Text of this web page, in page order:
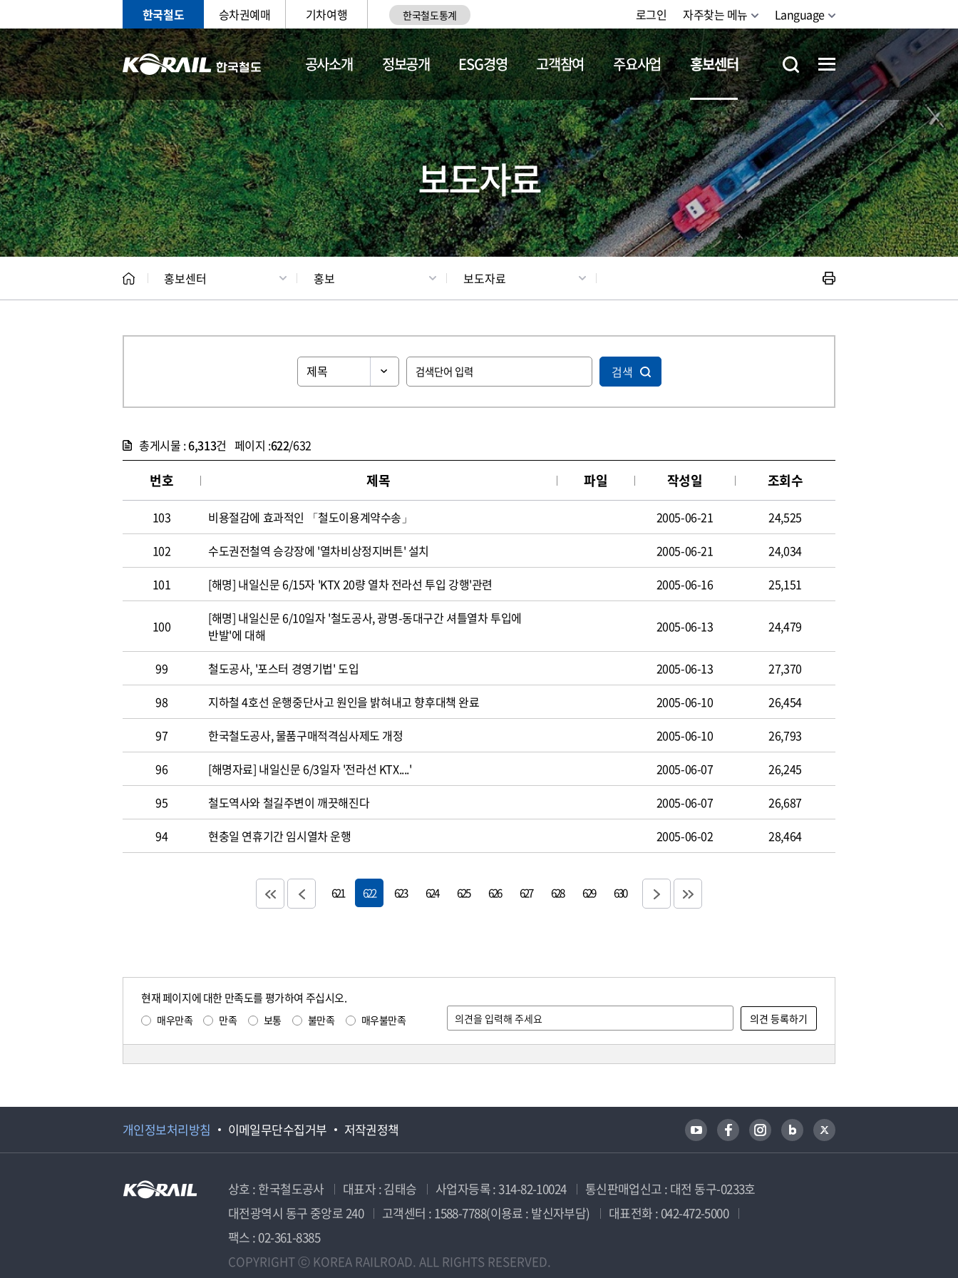
한국철도 승차권예매 기차여행 한국철도통계 로그인 자주찾는 메뉴 Language
공사소개 정보공개 ESG경영 고객참여 주요사업 홍보센터
홍보 문화사업 갤러리 기차소개 철도체험
보도자료
홍보센터 홍보 보도자료
검색
총게시물 :6,313건 페이지 :622/632
번호 제목 파일 작성일 조회수
103 비용절감에 효과적인 「철도이용계약수송」 2005-06-21
24,525
102
수도권전철역 승강장에 '열차비상정지버튼' 설치 2005-06-21
24,034
101
[해명] 내일신문 6/15자 'KTX 20량 열차 전라선 투입 강행'관련 2005-06-16 25,151
100
[해명] 내일신문 6/10일자 '철도공사, 광명-동대구간 셔틀열차 투입에
반발'에 대해
2005-06-13 24,479
99 철도공사, '포스터 경영기법' 도입 2005-06-13
27,370
98
지하철 4호선 운행중단사고 원인을 밝혀내고 향후대책 완료 2005-06-10
26,454
97
한국철도공사, 물품구매적격심사제도 개정 2005-06-10
26,793
96
[해명자료] 내일신문 6/3일자 '전라선 KTX....' 2005-06-07
26,245
95
철도역사와 철길주변이 깨끗해진다 2005-06-07
26,687
94
현충일 연휴기간 임시열차 운행 2005-06-02 28,464
621 622 623 624 625 626 627 628 629 630
현재 페이지에 대한 만족도를 평가하여 주십시오.
매우만족 만족 보통 불만족 매우불만족
개인정보처리방침 이메일무단수집거부 저작권정책
상호 : 한국철도공사 대표자 : 김태승 사업자등록 : 314-82-10024
통신판매업신고 : 대전 동구-0233호
대전광역시 동구 중앙로 240
고객센터 : 1588-7788(이용료 : 발신자부담)
대표전화 : 042-472-5000
팩스 : 02-361-8385
COPYRIGHT ⓒ KOREA RAILROAD. ALL RIGHTS RESERVED.